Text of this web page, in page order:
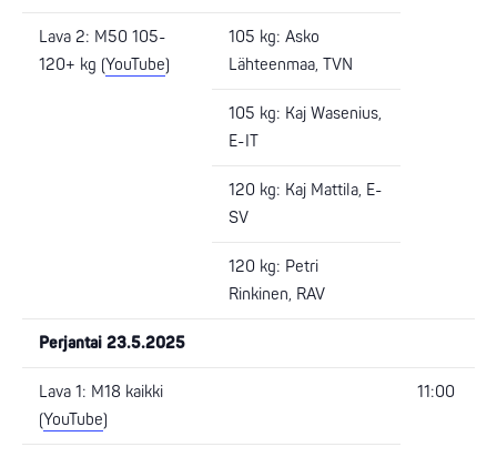
Lava 2: M50 105-
120+ kg (YouTube)
105 kg: Asko
Lähteenmaa, TVN
105 kg: Kaj Wasenius,
E-IT
120 kg: Kaj Mattila, E-
SV
120 kg: Petri
Rinkinen, RAV
Perjantai 23.5.2025
Lava 1: M18 kaikki
(YouTube)
11:00